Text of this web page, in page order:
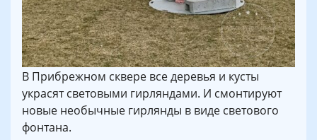
В Прибрежном сквере все деревья и кусты
украсят световыми гирляндами. И смонтируют
новые необычные гирлянды в виде светового
фонтана.